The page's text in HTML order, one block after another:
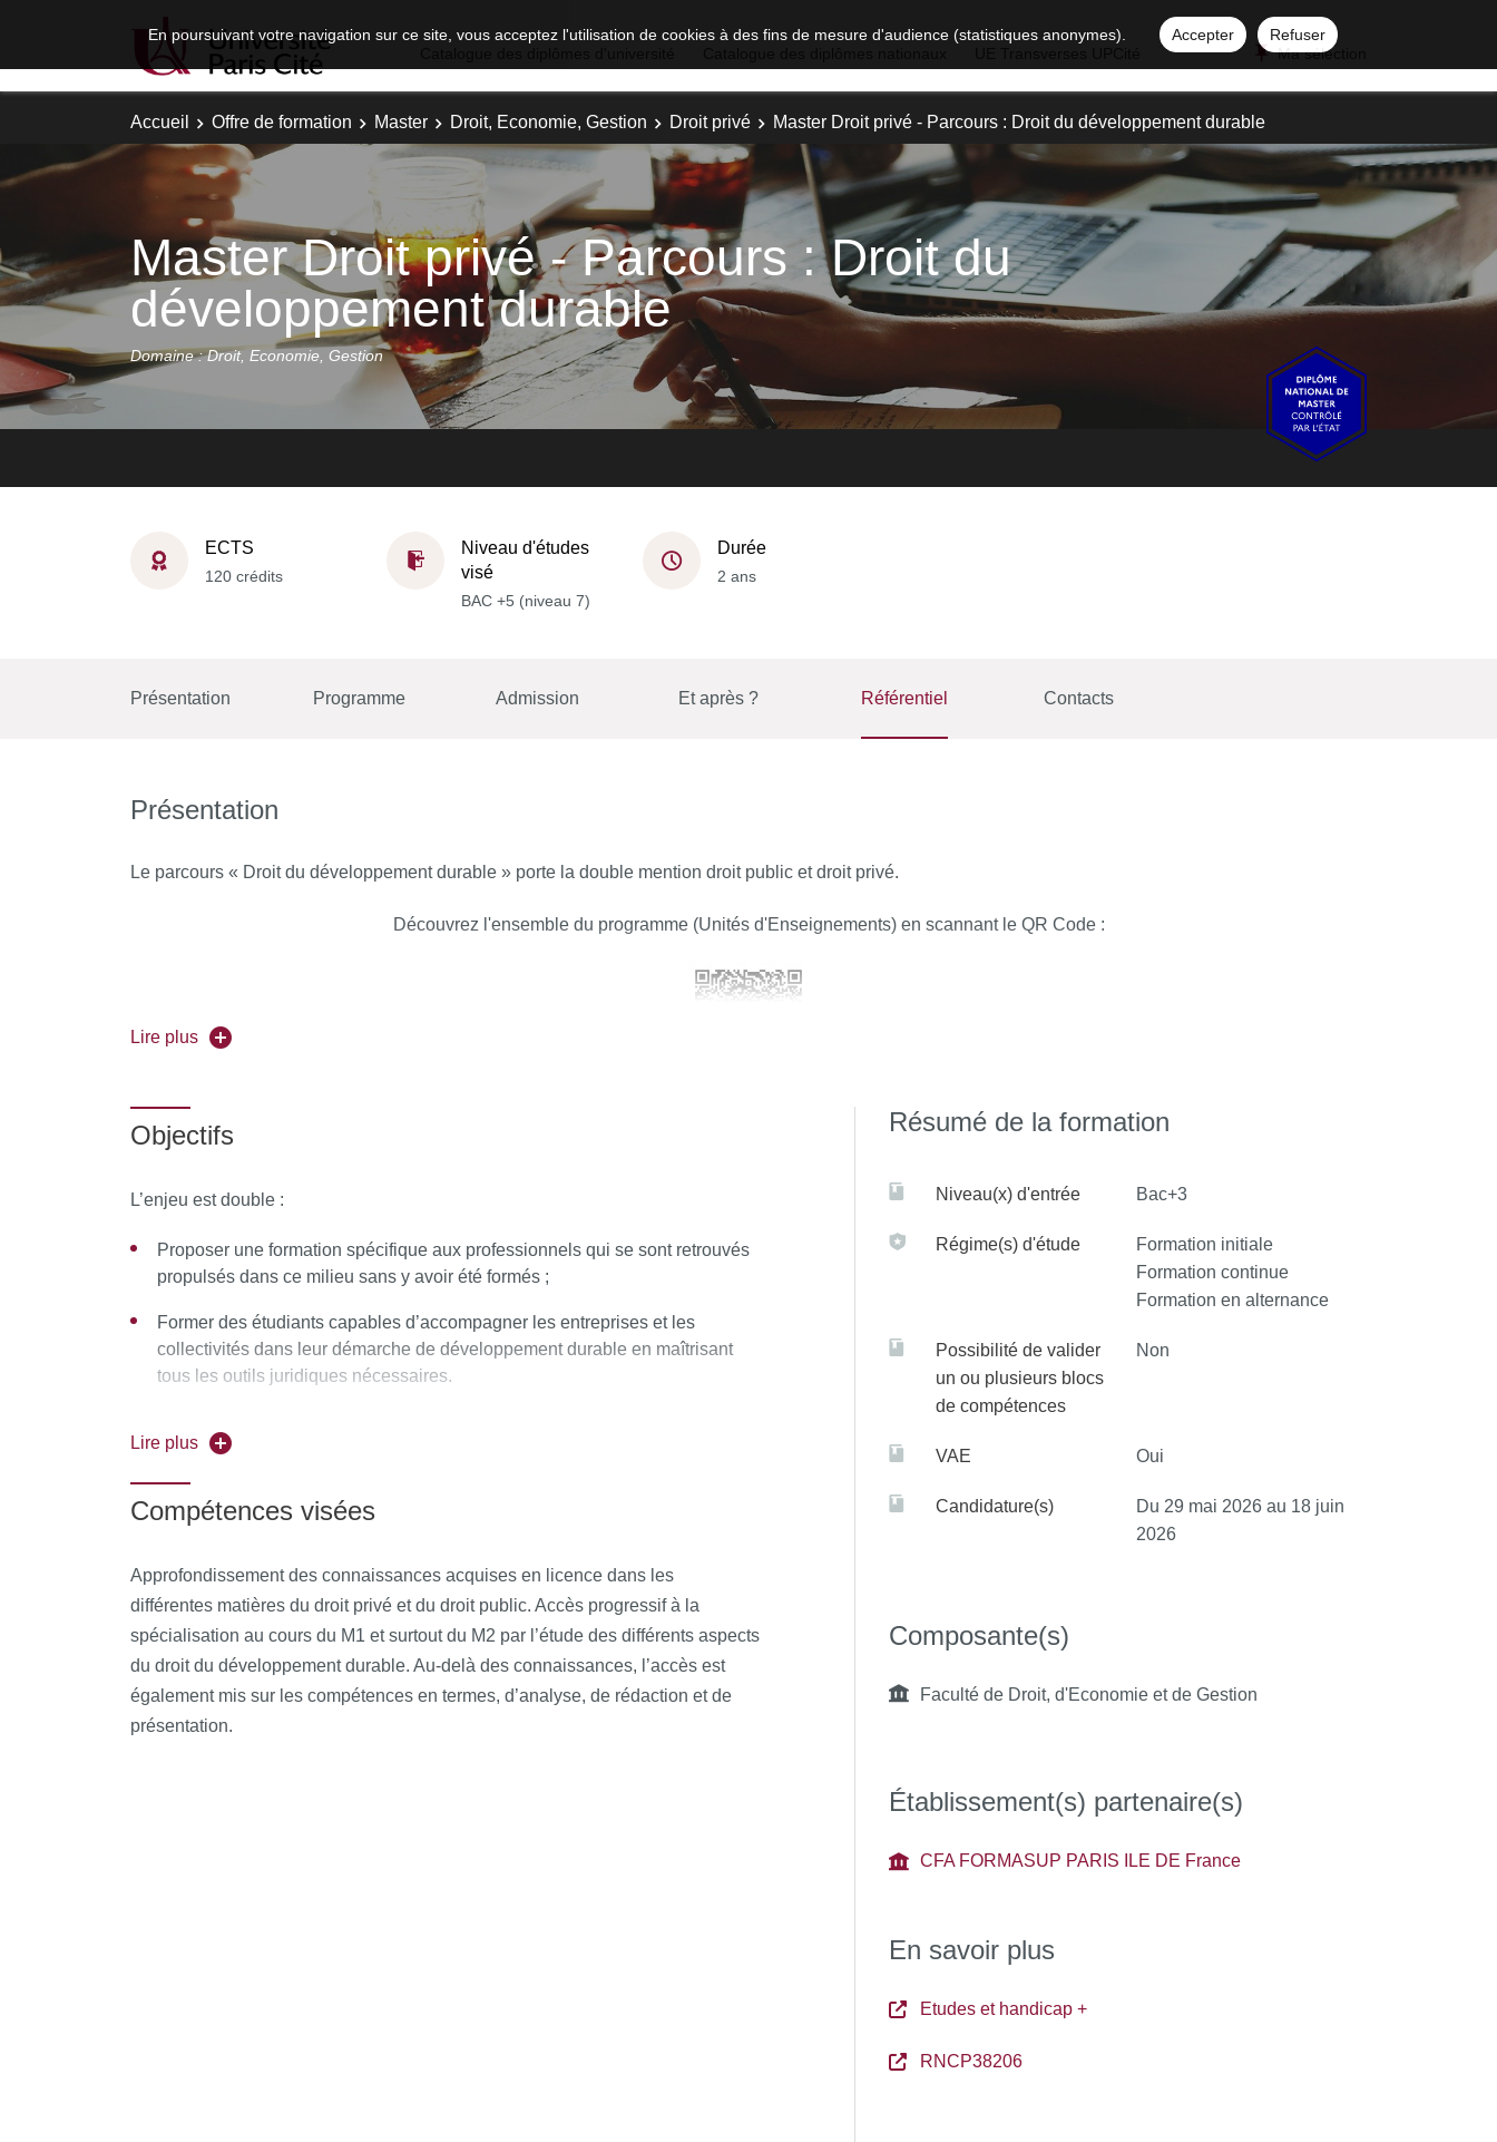
En poursuivant votre navigation sur ce site, vous acceptez l'utilisation de cookies à des fins de mesure d'audience (statistiques anonymes). Accepter
Refuser
Ma sélection
Accueil Offre de formation Master Droit, Economie, Gestion Droit privé Master Droit privé - Parcours : Droit du développement durable
Master Droit privé - Parcours : Droit du
développement durable
Domaine : Droit, Economie, Gestion
ECTS
120 crédits
Niveau d'études
visé
BAC +5 (niveau 7)
Durée
2 ans
Présentation Programme Admission Et après ? Référentiel Contacts
Présentation
Le parcours « Droit du développement durable » porte la double mention droit public et droit privé.
Découvrez l'ensemble du programme (Unités d'Enseignements) en scannant le QR Code :
Lire plus
Objectifs
L’enjeu est double :
Proposer une formation spécifique aux professionnels qui se sont retrouvés
propulsés dans ce milieu sans y avoir été formés ;
Former des étudiants capables d’accompagner les entreprises et les
collectivités dans leur démarche de développement durable en maîtrisant
tous les outils juridiques nécessaires.
d’intégrer à l’issue de la seconde année de master un des masters spécialisés
de cet établissement, ce qui leur permettra d’avoir un double profil
particulièrement valorisé sur le marché du travail. Les masters concernés sont
industries » ainsi que « Politiques publiques et stratégies pour l’environnement
».
Lire plus
Compétences visées
Approfondissement des connaissances acquises en licence dans les
différentes matières du droit privé et du droit public. Accès progressif à la
spécialisation au cours du M1 et surtout du M2 par l’étude des différents aspects
du droit du développement durable. Au-delà des connaissances, l’accès est
également mis sur les compétences en termes, d’analyse, de rédaction et de
présentation.
Résumé de la formation
Niveau(x) d'entrée Bac+3
Régime(s) d'étude
Formation initiale
Formation continue
Formation en alternance
Possibilité de valider
un ou plusieurs blocs
de compétences
Non
VAE Oui
Candidature(s)
Du 29 mai 2026 au 18 juin
2026
Composante(s)
Faculté de Droit, d'Economie et de Gestion
Établissement(s) partenaire(s)
CFA FORMASUP PARIS ILE DE France
En savoir plus
Etudes et handicap +
RNCP38206